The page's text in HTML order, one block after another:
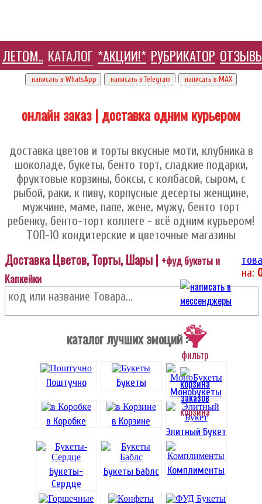
ЛЕТОМ.. КАТАЛОГ *АКЦИИ!* РУБРИКАТОР
HELP ЦЕНТР
+7 905 410 70 10
написать в WhatsApp написать в Telegram написать в МАХ
онлайн заказ | доставка одним курьером
доставка цветов и торты вкусные моти, клубника в
шоколаде, букеты, бенто торт, сладкие подарки,
фруктовые корзины, боксы, с колбасой, сыром, с
рыбой, раки, к пиву, корпусные десерты женщине,
мужчине, маме, папе, жене, мужу, бенто торт
ребенку, бенто-торт коллеге - всё одним курьером!
ТОП-10 кондитерские и цветочные магазины
на:
фильтр
корзина
Доставка Цветов, Торты, Шары | +фуд букеты и
Капкейки
каталог лучших эмоций :-)
Поштучно Букеты
МоноБукеты
в Коробке
в Корзине
Элитный Букет
Букеты-
Сердце
Букеты Баблс Комплименты